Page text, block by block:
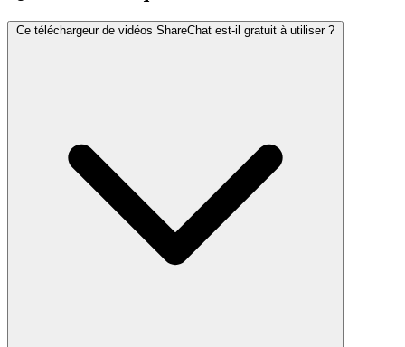
Ce téléchargeur de vidéos ShareChat est-il gratuit à utiliser ?